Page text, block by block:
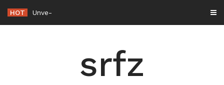
content
HOT
srfz